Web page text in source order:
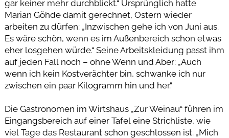
gar keiner mehr durchblickt.“ Ursprünglich hatte
Marian Göhde damit gerechnet, Ostern wieder
arbeiten zu dürfen: „Inzwischen gehe ich von Juni aus.
Es wäre schön, wenn es im Außenbereich schon etwas
eher losgehen würde.“ Seine Arbeitskleidung passt ihm
auf jeden Fall noch – ohne Wenn und Aber: „Auch
wenn ich kein Kostverächter bin, schwanke ich nur
zwischen ein paar Kilogramm hin und her.“
Die Gastronomen im Wirtshaus „Zur Weinau“ führen im
Eingangsbereich auf einer Tafel eine Strichliste, wie
viel Tage das Restaurant schon geschlossen ist. „Mich